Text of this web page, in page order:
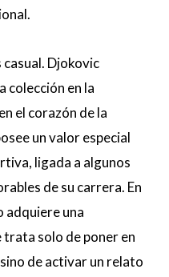
casual. Djokovic
colección en la
el corazón de la
un valor especial
ligada a algunos
de su carrera. En
adquiere una
trata solo de poner en
de activar un relato